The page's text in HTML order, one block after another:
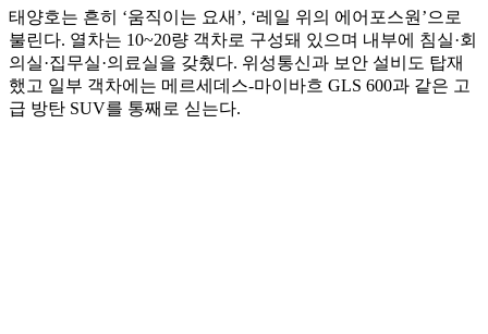
태양호는 흔히 ‘움직이는 요새’, ‘레일 위의 에어포스원’으로
불린다. 열차는 10~20량 객차로 구성돼 있으며 내부에 침실·회
의실·집무실·의료실을 갖췄다. 위성통신과 보안 설비도 탑재
했고 일부 객차에는 메르세데스-마이바흐 GLS 600과 같은 고
급 방탄 SUV를 통째로 싣는다.